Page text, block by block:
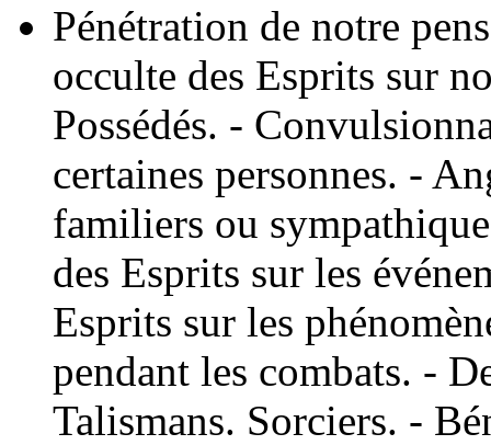
Pénétration de notre
occulte des Esprits sur
Possédés. -
certaines personnes. -
familiers ou
des Esprits sur les
Esprits sur les
pendant les combats. -
Talismans. Sorciers. -